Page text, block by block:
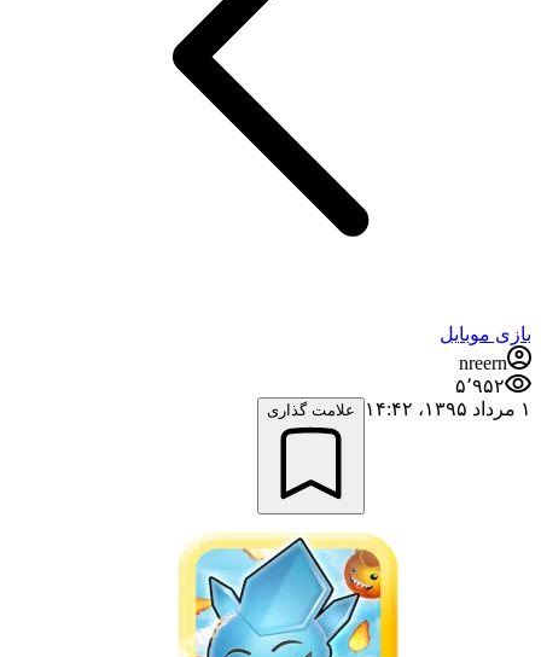
بازی موبایل
nreern
۵٬۹۵۲
۱ مرداد ۱۳۹۵،‏ ۱۴:۴۲
علامت گذاری